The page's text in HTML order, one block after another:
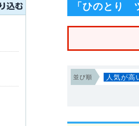
「ひのとり
並び順 人気が高